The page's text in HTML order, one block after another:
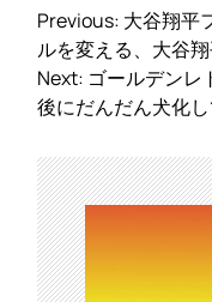
投
稿
ナ
ビ
ー
シ
ョ
ン
Previous: 大谷翔平
ルを変える、大谷
Next: ゴールデンレ
後にだんだん犬化し